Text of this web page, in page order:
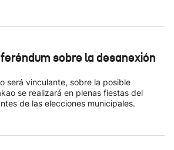
sobre la desanexión
será vinculante, sobre la posible
se realizará en plenas fiestas del
de las elecciones municipales.